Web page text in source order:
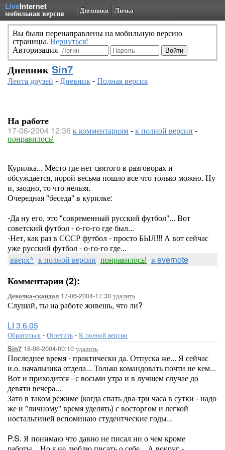
LiveInternet
мобильная версия Дневники Личка
Вы были перенаправлены на мобильную версию
страницы. Вернуться!
Авторизация
Дневник Sin7
Лента друзей -Дневник-Полная версия
На работе
17-06-2004 12:36 к комментариям-к полной версии -
понравилось!
Курилка... Место где нет святого в разговорах и
обсуждается, порой весьма пошло все что только можно. Ну
и, заодно, то что нельзя.
Очередная "беседа" в курилке:
-Да ну его, это "современный русский футбол"... Вот
советский футбол - о-го-го где был...
-Нет, как раз в СССР футбол - просто БЫЛ!!! А вот сейчас
уже русский футбол - о-го-го где...
вверх^ к полной версии понравилось! в evernote
Комментарии (2):
Девочка-скандал 17-06-2004-17:30 удалить
Слушай, ты на работе живешь, что ли?
LI 3.6.05
Обратиться - Ответить - К полной версии
Sin7 18-06-2004-00:10 удалить
Последнее время - практически да. Отпуска же... Я сейчас
и.о. начальника отдела... Только командовать почти не кем...
Вот и приходится - с восьми утра и в лучшем случае до
девяти вечера...
Зато в таком режиме (когда спать два-три часа в сутки - надо
же и "личному" время уделять) с восторгом и легкой
ностальгиней вспоминаю студентческие годы...
P.S. Я понимаю что давно не писал ни о чем кроме